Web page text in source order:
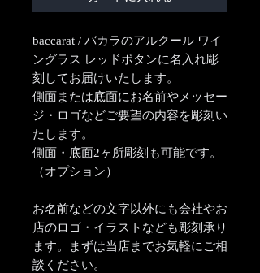
baccarat / バカラのアルクール ワイ
ングラス レッドボタンに名入れ彫
刻してお届けいたします。
側面または底面にお名前やメッセー
ジ・ロゴなどご要望の内容を彫刻い
たします。
側面・底面2ヶ所彫刻も可能です。
（オプション）
お名前などの文字以外にも会社やお
店のロゴ・イラストなども彫刻承り
ます。まずは当店までお気軽にご相
談ください。